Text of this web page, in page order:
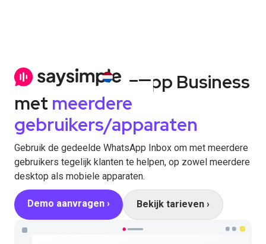
Manage WhatsApp Business
met meerdere
gebruikers/apparaten
Gebruik de gedeelde WhatsApp Inbox om met meerdere
gebruikers tegelijk klanten te helpen, op zowel meerdere
desktop als mobiele apparaten.
Demo aanvragen › Bekijk tarieven ›